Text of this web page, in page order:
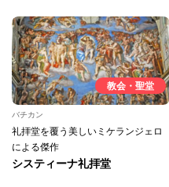
教会・聖堂
バチカン
礼拝堂を覆う美しいミケランジェロ
による傑作
システィーナ礼拝堂